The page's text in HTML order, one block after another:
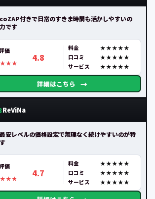
付きで日常のすきま時間も活かしやすいの
です
価
4.8
料金
口コミ
サービス
詳細はこちら →
ReViNa
安レベルの価格設定で無理なく続けやすいのが特
価
4.7
料金
口コミ
サービス